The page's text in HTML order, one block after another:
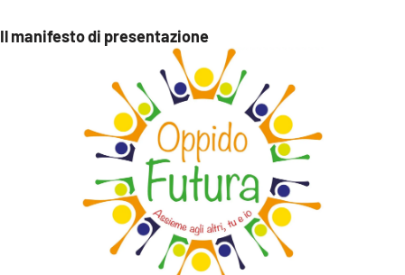
APPLE
Il manifesto di presentazione